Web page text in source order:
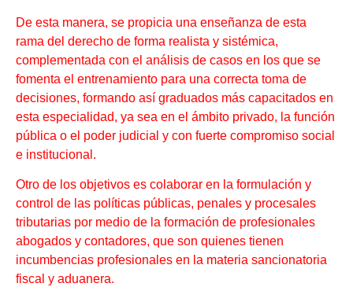
De esta manera, se propicia una enseñanza de esta
rama del derecho de forma realista y sistémica,
complementada con el análisis de casos en los que se
fomenta el entrenamiento para una correcta toma de
decisiones, formando así graduados más capacitados en
esta especialidad, ya sea en el ámbito privado, la función
pública o el poder judicial y con fuerte compromiso social
e institucional.
Otro de los objetivos es colaborar en la formulación y
control de las políticas públicas, penales y procesales
tributarias por medio de la formación de profesionales
abogados y contadores, que son quienes tienen
incumbencias profesionales en la materia sancionatoria
fiscal y aduanera.